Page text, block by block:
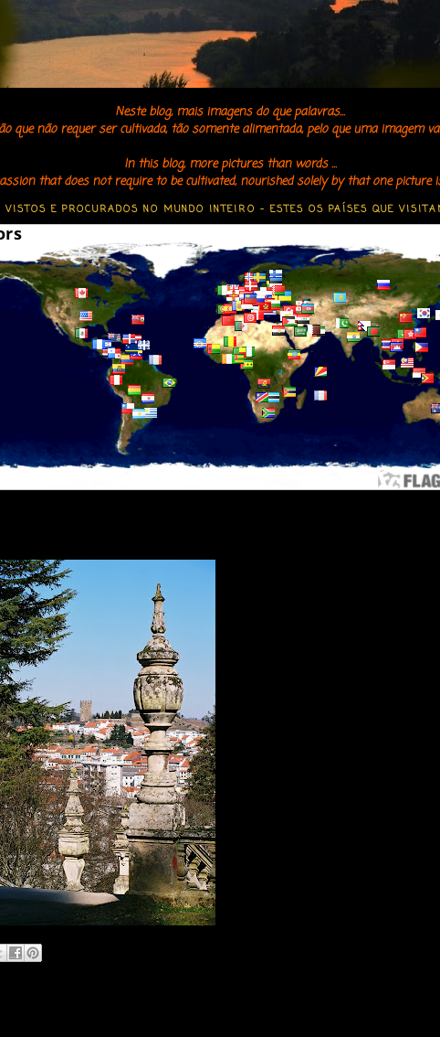
Neste blog, mais imagens do que palavras...
que não requer ser cultivada, tão somente alimentada, pelo que uma imagem
In this blog, more pictures than words ...
that does not require to be cultivated, nourished solely by that one
VISTOS E PROCURADOS NO MUNDO INTEIRO - ESTES OS PAÍSES QUE